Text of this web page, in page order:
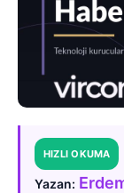
HIZLI OKUMA
Yazan: